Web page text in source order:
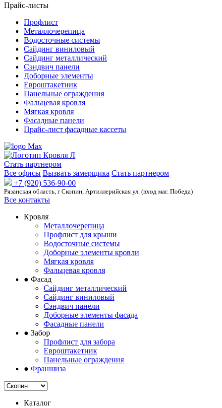
Прайс-листы
Профлист
Металлочерепица
Водосточные системы
Сайдинг виниловый
Сайдинг металлический
Сэндвич панели
Доборные элементы
Евроштакетник
Панельные ограждения
Фальцевая кровля
Мягкая кровля
Фасадные панели
Прайс-лист фасадные кассеты
Стать партнером
Все офисы Вызвать замерщика Стать партнером
+7 (920) 536-90-00
Рязанская область, г Скопин, Артиллерийская ул. (вход маг. Победа)
Все контакты
Кровля
Металлочерепица
Профлист для крыши
Водосточные системы
Доборные элементы кровли
Мягкая кровля
Фальцевая кровля
● Фасад
Сайдинг металлический
Сайдинг виниловый
Сэндвич панели
Доборные элементы фасада
Фасадные панели
● Забор
Профлист для забора
Евроштакетник
Панельные ограждения
● Франшиза
Каталог